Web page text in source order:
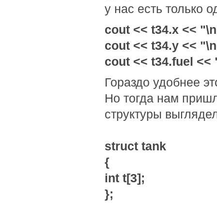
у нас есть только
cout << t34.x <<
cout << t34.y <<
cout << t34.fuel <<
Гораздо удобнее
Но тогда нам
структуры
struct tank
{
int t[3];
};